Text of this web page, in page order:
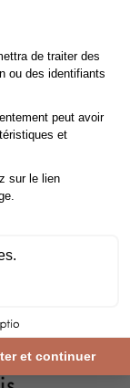
ou un aspirateur
conçu pour